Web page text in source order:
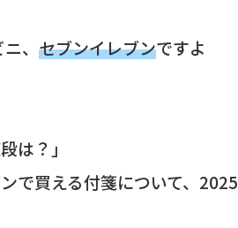
、 セブンイレブンですよ
は？」
で買える付箋について、2025